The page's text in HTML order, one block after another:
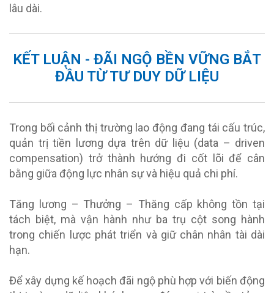
lâu dài.
KẾT LUẬN - ĐÃI NGỘ BỀN VỮNG BẮT
ĐẦU TỪ TƯ DUY DỮ LIỆU
Trong bối cảnh thị trường lao động đang tái cấu trúc,
quản trị tiền lương dựa trên dữ liệu (data – driven
compensation) trở thành hướng đi cốt lõi để cân
bằng giữa động lực nhân sự và hiệu quả chi phí.
Tăng lương – Thưởng – Thăng cấp không tồn tại
tách biệt, mà vận hành như ba trụ cột song hành
trong chiến lược phát triển và giữ chân nhân tài dài
hạn.
Để xây dựng kế hoạch đãi ngộ phù hợp với biến động